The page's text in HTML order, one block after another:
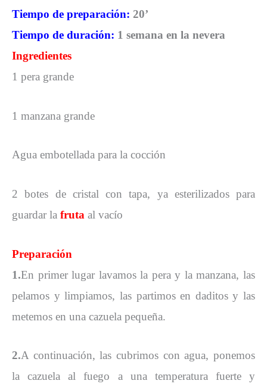
Tiempo de preparación: 20’
Tiempo de duración: 1 semana en la nevera
Ingredientes
1 pera grande
1 manzana grande
Agua embotellada para la cocción
2 botes de cristal con tapa, ya esterilizados para
guardar la fruta al vacío
Preparación
1.En primer lugar lavamos la pera y la manzana, las
pelamos y limpiamos, las partimos en daditos y las
metemos en una cazuela pequeña.
2.A continuación, las cubrimos con agua, ponemos
la cazuela al fuego a una temperatura fuerte y